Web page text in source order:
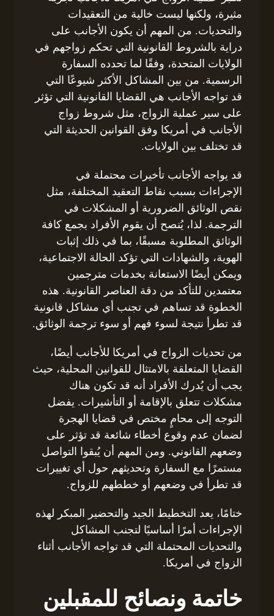
مثيرة، ولكنها ليست خالية من التعقيدات
والتحديات. من المهم أن يكون الأجانب على
دراية بالشروط القانونية التي تحكم زواجهم في
الولايات المتحدة، وفقًا لما تحدده السفارة
الرسمية. من بين المشاكل الأكثر شيوعًا التي
قد تواجه الأجانب هي القضايا القانونية التي تؤثر
على سير عملية الزواج، مثل شروط زواج
الأجانب في أمريكا وفق القوانين الحديثة التي
قد تختلف بين الولايات.
قد يواجه الأجانب تأخيرات محتملة في
الإجراءات بسبب نقاط التعقيد المختلفة، مثل
نقص الوثائق الضرورية أو المشكلات في
الترجمة. لذا، يُنصح أن يقوم الأفراد بجمع كافة
الوثائق المطلوبة مسبقًا، بما في ذلك إثبات
الهوية، والشهادات التي تؤكد الحالة الاجتماعية،
ويمكن أيضًا الاستعانة بخدمات مترجمين
معتمدين للتأكد من دقة العناصر القانونية. هذه
الخطوة قد تساهم في تجنب أي مشاكل قانونية
قد تطرأ نتيجة لسوء فهم أو سوء ترجمة الوثائق.
من تحديات الزواج في أمريكا للأجانب أيضًا،
القضايا المتعلقة بالامتثال للقوانين المحلية، حيث
يجب أن يُدرك الأفراد أنه قد تكون هناك
مشكلات تتعلق بالإقامة أو التأشيرات. يفضل
التوجه إلى محامٍ مختص في قضايا الهجرة
لضمان عدم وقوع أخطاء شائعة قد تؤثر على
وضعهم القانوني. ومن المهم أن يُبقوا التواصل
مستمرًا مع السفارة وتحديثهم حول أي تغييرات
قد تطرأ في وضعهم أو خططهم للزواج.
ختامًا، يعد التخطيط الجيد والتحضير المبكر لهذه
الإجراءات أمرًا أساسيًا لتجنب المشاكل
والتحديات المحتملة التي قد تواجه الأجانب أثناء
الزواج في أمريكا.
خاتمة ونصائح للمقبلين